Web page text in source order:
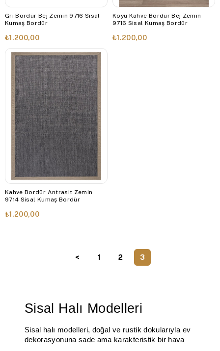
Gri Bordür Bej Zemin 9716 Sisal
Kumaş Bordür
₺1.200,00
Koyu Kahve Bordür Bej Zemin
9716 Sisal Kumaş Bordür
₺1.200,00
Kahve Bordür Antrasit Zemin
9714 Sisal Kumaş Bordür
₺1.200,00
< 1 2 3
Sisal Halı Modelleri
Sisal halı modelleri, doğal ve rustik dokularıyla ev
dekorasyonuna sade ama karakteristik bir hava